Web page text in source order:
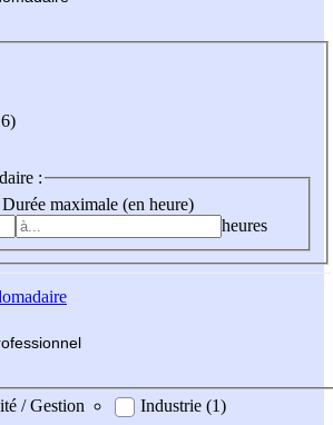
:
Durée maximale (en heure)
heures
fessionnel
/ Gestion
Industrie (1)